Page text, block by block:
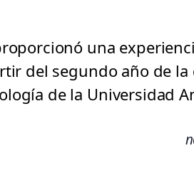
una
del segundo año de la
de la Universidad